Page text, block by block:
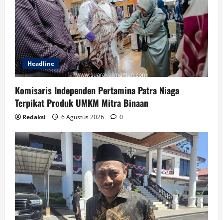
Headline
Komisaris Independen Pertamina Patra Niaga
Terpikat Produk UMKM Mitra Binaan
Redaksi 6 Agustus 2026 0